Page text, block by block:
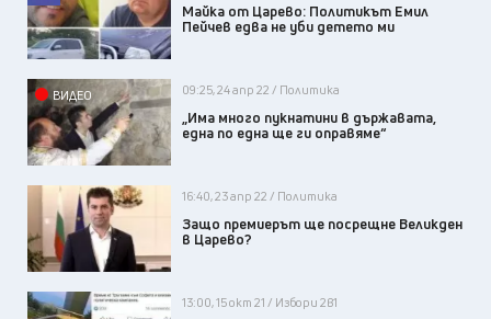
Майка от Царево: Политикът Емил
Пейчев едва не уби детето ми
ВИДЕО 09:25, 24 апр 22 / Политика
„Има много пукнатини в държавата,
една по една ще ги оправяме“
16:40, 23 апр 22 / Политика
Защо премиерът ще посрещне Великден
в Царево?
13:00, 15 окт 21 / Избори 2в1